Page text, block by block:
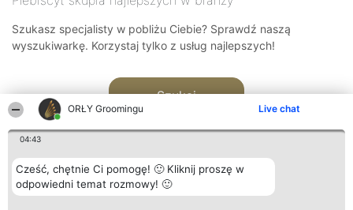
ORŁY Groomingu Live chat
04:43
Cześć, chętnie Ci pomogę! 🙂 Kliknij proszę w
odpowiedni temat rozmowy! 🙂
Szukasz specjalisty w pobliżu Ciebie? Sprawdź naszą
wyszukiwarkę. Korzystaj tylko z usług najlepszych!
Szukaj